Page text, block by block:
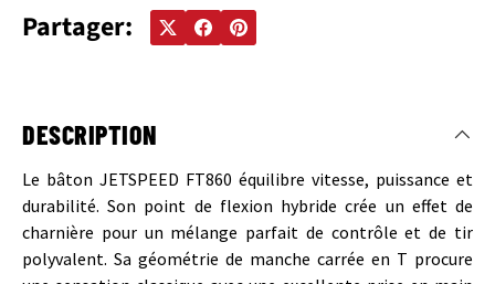
Partager:
DESCRIPTION
Le bâton JETSPEED FT860 équilibre vitesse, puissance et
durabilité. Son point de flexion hybride crée un effet de
charnière pour un mélange parfait de contrôle et de tir
polyvalent. Sa géométrie de manche carrée en T procure